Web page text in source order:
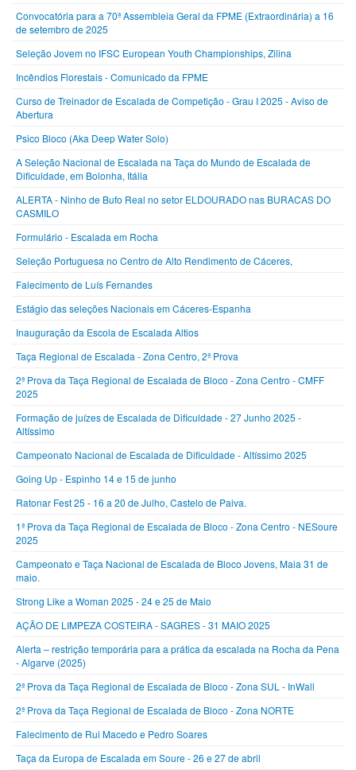
Convocatória para a 70ª Assembleia Geral da FPME (Extraordinária) a 16
de setembro de 2025
Seleção Jovem no IFSC European Youth Championships, Zilina
Incêndios Florestais - Comunicado da FPME
Curso de Treinador de Escalada de Competição - Grau I 2025 - Aviso de
Abertura
Psico Bloco (Aka Deep Water Solo)
A Seleção Nacional de Escalada na Taça do Mundo de Escalada de
Dificuldade, em Bolonha, Itália
ALERTA - Ninho de Bufo Real no setor ELDOURADO nas BURACAS DO
CASMILO
Formulário - Escalada em Rocha
Seleção Portuguesa no Centro de Alto Rendimento de Cáceres,
Falecimento de Luís Fernandes
Estágio das seleções Nacionais em Cáceres-Espanha
Inauguração da Escola de Escalada Altios
Taça Regional de Escalada - Zona Centro, 2ª Prova
2ª Prova da Taça Regional de Escalada de Bloco - Zona Centro - CMFF
2025
Formação de juízes de Escalada de Dificuldade - 27 Junho 2025 -
Altíssimo
Campeonato Nacional de Escalada de Dificuldade - Altíssimo 2025
Going Up - Espinho 14 e 15 de junho
Ratonar Fest 25 - 16 a 20 de Julho, Castelo de Paiva.
1ª Prova da Taça Regional de Escalada de Bloco - Zona Centro - NESoure
2025
Campeonato e Taça Nacional de Escalada de Bloco Jovens, Maia 31 de
maio.
Strong Like a Woman 2025 - 24 e 25 de Maio
AÇÃO DE LIMPEZA COSTEIRA - SAGRES - 31 MAIO 2025
Alerta – restrição temporária para a prática da escalada na Rocha da Pena
- Algarve (2025)
2ª Prova da Taça Regional de Escalada de Bloco - Zona SUL - InWall
2ª Prova da Taça Regional de Escalada de Bloco - Zona NORTE
Falecimento de Rui Macedo e Pedro Soares
Taça da Europa de Escalada em Soure - 26 e 27 de abril